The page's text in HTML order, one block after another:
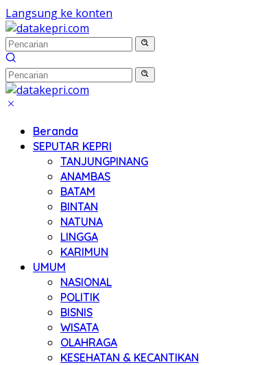
Langsung ke konten
Beranda
SEPUTAR KEPRI
TANJUNGPINANG
ANAMBAS
BATAM
BINTAN
NATUNA
LINGGA
KARIMUN
UMUM
NASIONAL
POLITIK
BISNIS
WISATA
OLAHRAGA
KESEHATAN & KECANTIKAN